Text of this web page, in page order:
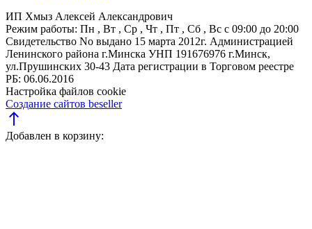
ИП Хмыз Алексей Александрович
Режим работы: Пн , Вт , Ср , Чт , Пт , Сб , Вс c 09:00 до 20:00
Свидетельство No выдано 15 марта 2012г. Администрацией
Ленинского района г.Минска УНП 191676976 г.Минск,
ул.Прушинских 30-43 Дата регистрации в Торговом реестре
РБ: 06.06.2016
Настройка файлов cookie
Создание сайтов beseller
north
Добавлен в корзину: